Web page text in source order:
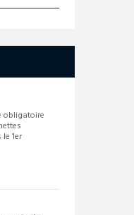
obligatoire
1er